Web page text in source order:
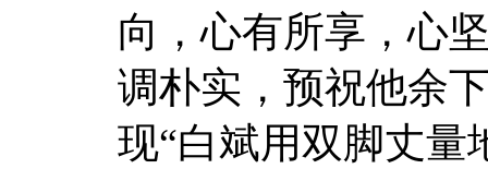
向，心有所享，心
调朴实，预祝他余
现“白斌用双脚丈量